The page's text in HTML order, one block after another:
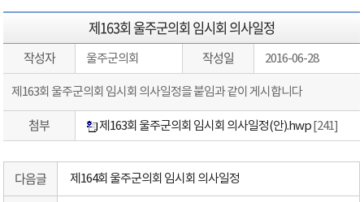
제163회 울주군의회 임시회 의사일정
작성자 울주군의회 작성일 2016-06-28
제163회 울주군의회 임시회 의사일정을 붙임과 같이 게시합니다
첨부 제163회 울주군의회 임시회 의사일정(안).hwp [241]
다음글 제164회 울주군의회 임시회 의사일정